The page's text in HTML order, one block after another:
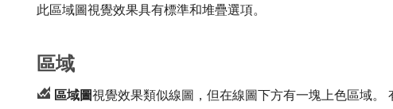
此區域圖視覺效果具有標準和堆疊選項。
區域
區域圖視覺效果類似線圖，但在線圖下方有一塊上色區域。